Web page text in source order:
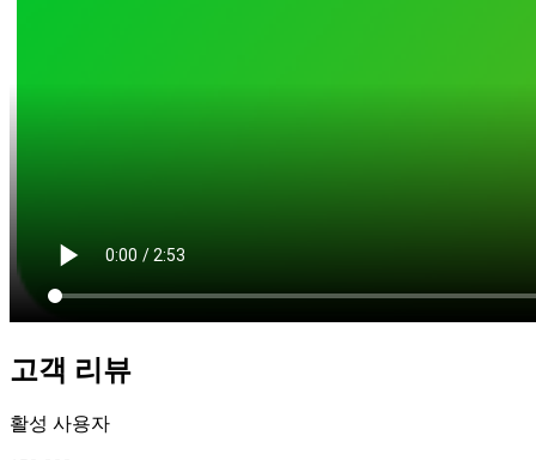
고객 리뷰
활성 사용자